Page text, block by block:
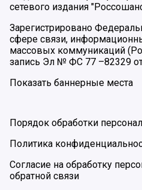
сетевого издания
Зарегистрировано
сфере связи,
массовых коммуникаций
запись Эл № ФС 77 –82329
Показать баннерные места
Порядок обработки
Политика
Согласие на обработку
обратной связи